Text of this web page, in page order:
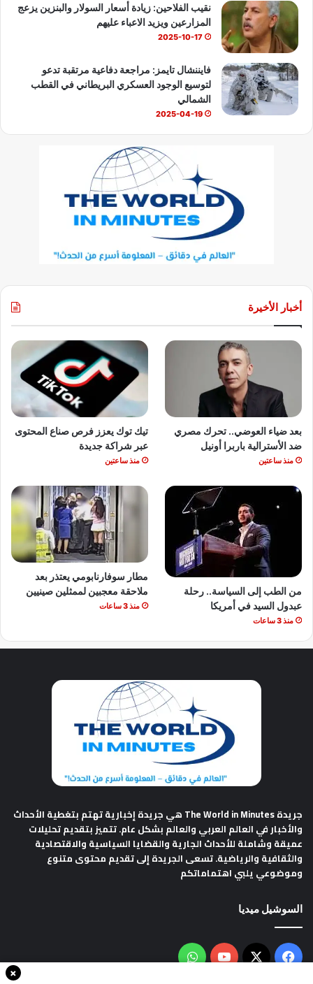
نقيب الفلاحين: زيادة أسعار السولار والبنزين يزعج
المزارعين ويزيد الاعباء عليهم
2025-10-17
فايننشال تايمز: مراجعة دفاعية مرتقبة تدعو
لتوسيع الوجود العسكري البريطاني في القطب
الشمالي
2025-04-19
أخبار الأخيرة
بعد ضياء العوضي.. تحرك مصري
ضد الأسترالية باربرا أونيل
منذ ساعتين
تيك توك يعزز فرص صناع المحتوى
عبر شراكة جديدة
منذ ساعتين
من الطب إلى السياسة.. رحلة
عبدول السيد في أمريكا
منذ 3 ساعات
مطار سوفارنابومي يعتذر بعد
ملاحقة معجبين لممثلين صينيين
منذ 3 ساعات
جريدة The World in Minutes
هي جريدة إخبارية تهتم بتغطية الأحداث
والأخبار في العالم العربي والعالم بشكل عام. تتميز بتقديم تحليلات
عميقة وشاملة للأحداث الجارية والقضايا السياسية والاقتصادية
والثقافية والرياضية. تسعى الجريدة إلى تقديم محتوى متنوع
وموضوعي يلبي اهتماماتكم
السوشيل ميديا
فيسبوك
‫X
‫YouTubeواتساب
×